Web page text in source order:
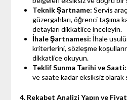
Teknik Şartname: Servis
güzergahları, öğrenci taşıma
detayları dikkatlice inceleyin.
İhale Şartnamesi: İhale
kriterlerini, sözleşme
dikkatlice okuyun.
Teklif Sunma Tarihi ve Saati:
ve saate kadar eksiksiz
4. Rekabet Analizi Yapın ve